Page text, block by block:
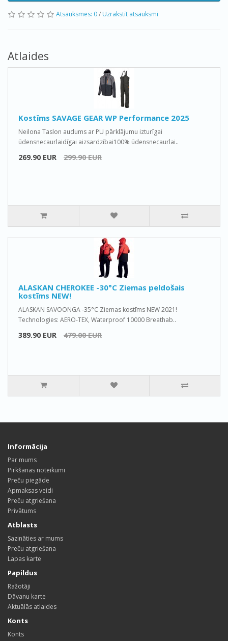
Atsauksmes: 0/ Uzrakstīt atsauksmi
Atlaides
Kostīms SAVAGE GEAR WP Performance 2025
Neilona Taslon audums ar PU pārklājumu izturīgai
ūdensnecaurlaidīgai aizsardzībai100% ūdensnecaurlai..
269.90 EUR 299.90 EUR
ALASKAN CHEROKEE -30°C Ziemas peldošais
kostīms NEW!
ALASKAN SAVOONGA -35°C Ziemas kostīms NEW 2021!
Technologies: AERO-TEX, Waterproof 10000 Breathab..
389.90 EUR 479.00 EUR
Informācija
Par mums
Pirkšanas noteikumi
Preču piegāde
Apmaksas veidi
Preču atgriešana
Privātums
Atblasts
Sazināties ar mums
Preču atgriešana
Lapas karte
Papildus
Ražotāji
Dāvanu karte
Aktuālās atlaides
Konts
Konts